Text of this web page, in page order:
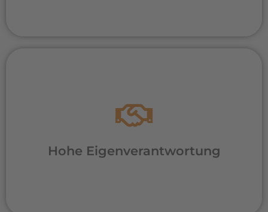
Hohe Eigenverantwortung
durchführen kannst und jederzeit dazu
eingeladen bist, Dich aktiv einzubringen
Verbesserungsvorschläge, neue kreative
Ideen und Herangehensweisen sind